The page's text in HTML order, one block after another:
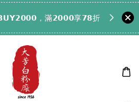
𝗕𝗨𝗬𝟮𝟬𝟬𝟬，滿𝟮𝟬𝟬𝟬享𝟳𝟴折